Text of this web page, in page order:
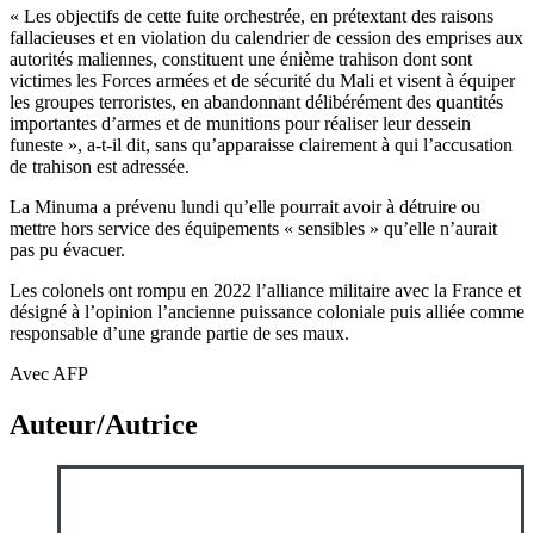
« Les objectifs de cette fuite orchestrée, en prétextant des raisons
fallacieuses et en violation du calendrier de cession des emprises aux
autorités maliennes, constituent une énième trahison dont sont
victimes les Forces armées et de sécurité du Mali et visent à équiper
les groupes terroristes, en abandonnant délibérément des quantités
importantes d’armes et de munitions pour réaliser leur dessein
funeste », a-t-il dit, sans qu’apparaisse clairement à qui l’accusation
de trahison est adressée.
La Minuma a prévenu lundi qu’elle pourrait avoir à détruire ou
mettre hors service des équipements « sensibles » qu’elle n’aurait
pas pu évacuer.
Les colonels ont rompu en 2022 l’alliance militaire avec la France et
désigné à l’opinion l’ancienne puissance coloniale puis alliée comme
responsable d’une grande partie de ses maux.
Avec AFP
Auteur/Autrice